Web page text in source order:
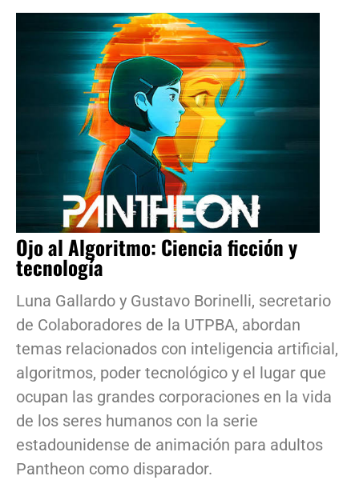
Ojo al Algoritmo: Ciencia ficción y
tecnología
Luna Gallardo y Gustavo Borinelli, secretario
de Colaboradores de la UTPBA, abordan
temas relacionados con inteligencia artificial,
algoritmos, poder tecnológico y el lugar que
ocupan las grandes corporaciones en la vida
de los seres humanos con la serie
estadounidense de animación para adultos
Pantheon como disparador.